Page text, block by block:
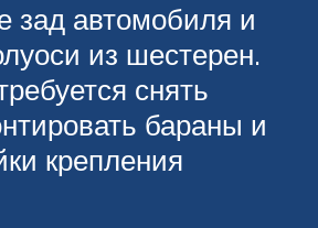
зад автомобиля и
из шестерен.
снять
бараны и
крепления